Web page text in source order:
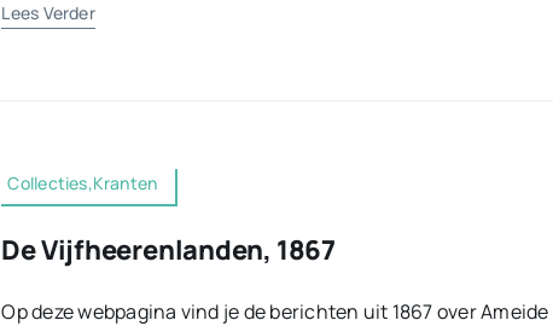
Lees Verder
Collecties,Kranten
De Vijfheerenlanden, 1867
Op deze webpagina vind je de berichten uit 1867 over Ameide